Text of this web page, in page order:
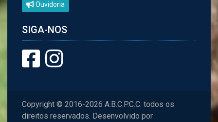
Ouvidoria
SIGA-NOS
Copyright © 2016-2026 A.B.C.P.C.C. todos os
direitos reservados. Desenvolvido por